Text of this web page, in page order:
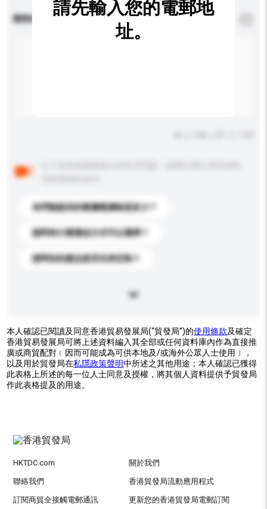
查詢內容 * 必須填寫
你們能提供的最優惠價格是多少？
請問有什麼運送方式可以選擇？
請問你的產品是否支持定制？
請先輸入您的電郵地
址。
本人確認已閱讀及同意香港貿易發展局(“貿發局”)的使用條款及確定
香港貿易發展局可將上述資料編入其全部或任何資料庫內作為直接推
廣或商貿配對﹝因而可能成為可供本地及/或海外公眾人士使用﹞，
以及用於貿發局在私隱政策聲明中所述之其他用途；本人確認已獲得
此表格上所述的每一位人士同意及授權，將其個人資料提供予貿發局
作此表格提及的用途。
HKTDC.com 關於我們
聯絡我們 香港貿發局流動應用程式
訂閱商貿全接觸電郵通訊 更新您的香港貿發局電郵訂閱